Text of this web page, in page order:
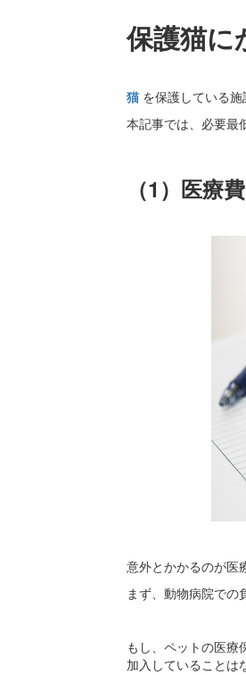
保護猫に
猫 を保護している
本記事では、必要最
（1）医療費
意外とかかるのが医
まず、動物病院での
もし、ペットの医療
加入していることは